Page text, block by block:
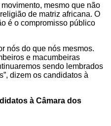
mesmo que não
de matriz africana. O
é o compromisso público
nós do que nós mesmos.
e macumbeiras
sendo lembrados
dizem os candidatos à
à Câmara dos